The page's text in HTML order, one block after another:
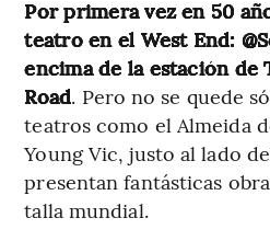
Por primera vez en 50
teatro en el West End:
encima de la estación
Road. Pero no se quede
teatros como el Almeida
Young Vic, justo al lado
presentan fantásticas
talla mundial.